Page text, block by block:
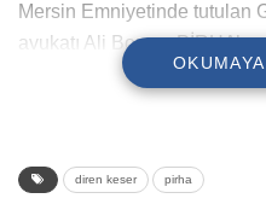
Mersin Emniyetinde tutulan
avukatı Ali Bozan,
yarın adliyeye
işleminin yarın (15 Şubat)
diren keser pirha